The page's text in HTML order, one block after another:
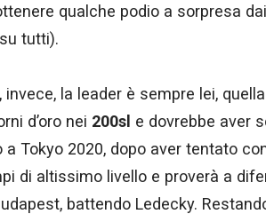
qualche podio a sorpresa
tutti).
la leader è sempre lei, quella
d’oro nei 200sl e dovrebbe aver
a Tokyo 2020, dopo aver tentato
di altissimo livello e proverà a
battendo Ledecky.